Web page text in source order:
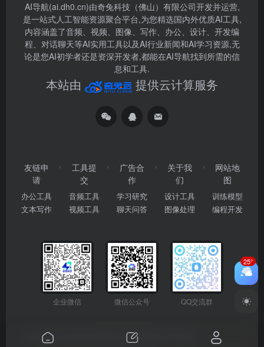
AI导航(ai.dh0.cn)由奇兔科技（佛山）有限公司开发并运营,
是一站式人工智能资源聚合平台,为您精选国内外优质AI工具,
内容涵盖了音频、视频、图像、写作、办公、设计、开发编
程、对话聊天等AI实用工具以及AI行业新闻和AI学习资源,无
论是您AI初学者还是资深开发者,都能在AI导航找到所需的信
息和工具.
本站由 提供云计算服务
友链申
请
办公工具
文本写作
工具提
交
音频工具
视频工具
广告合
作
学习研究
聊天问答
关于我
们
设计工具
图像处理
网站地
图
训练模型
编程开发
企业微信 微信公众号 QQ交流群
Copyright © 2026 粤ICP备2024177666号
25°